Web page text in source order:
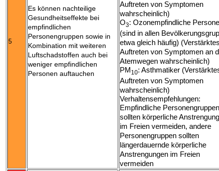
5
Es können nachteilige
Gesundheitseffekte bei
empfindlichen
Personengruppen sowie in
Kombination mit weiteren
Luftschadstoffen auch bei
weniger empfindlichen
Personen auftauchen
Auftreten von Symptomen
wahrscheinlich)
O3: Ozonempfindliche
(sind in allen
etwa gleich häufig)
Auftreten von Symptomen an
Atemwegen wahrscheinlich)
PM 10: Asthmatiker
Auftreten von Symptomen
wahrscheinlich)
Verhaltensempfehlungen:
Empfindliche
sollten körperliche
im Freien vermeiden, andere
Personengruppen sollten
längerdauernde körperliche
Anstrengungen im Freien
vermeiden